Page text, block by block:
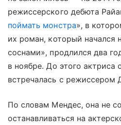
режиссерского дебюта
поймать монстра», в
их роман, который начался
соснами», продлился два
в ноябре. До этого актриса
встречалась с
По словам Мендес, она не
останавливаться на